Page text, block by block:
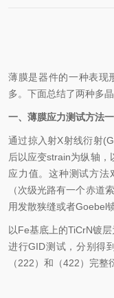
薄膜是器件的一种表现
多。下面总结了两种多
一、薄膜应力测试方法一
通过掠入射X射线衍射
后以应变strain为纵轴
应力值。这种测试方法
（次级光路有一个赤道
用发散狭缝或者Goebel
以Fe基底上的TiCrN镀
进行GID测试，分别得
（222）和（422）完整